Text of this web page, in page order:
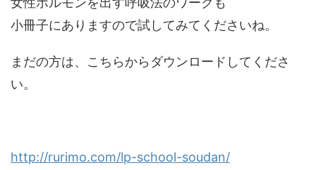
小冊子にありますので試してみてくださいね。
まだの方は、こちらからダウンロードしてくださ
い。
http://rurimo.com/lp-school-soudan/